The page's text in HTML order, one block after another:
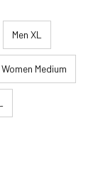
Men XL
Women Medium